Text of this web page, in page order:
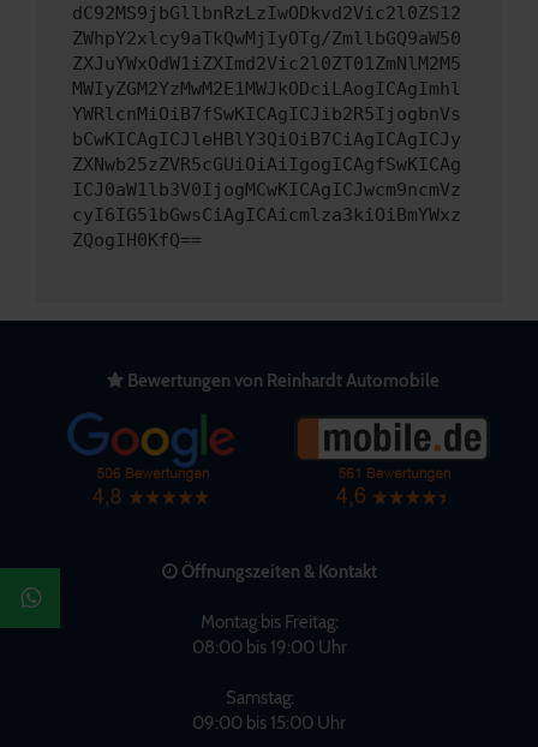
dC92MS9jbGllbnRzLzIwODkvd2Vic2l0ZS12
ZWhpY2xlcy9aTkQwMjIyOTg/ZmllbGQ9aW50
ZXJuYWxOdW1iZXImd2Vic2l0ZT01ZmNlM2M5
MWIyZGM2YzMwM2E1MWJkODciLAogICAgImhl
YWRlcnMiOiB7fSwKICAgICJib2R5IjogbnVs
bCwKICAgICJleHBlY3QiOiB7CiAgICAgICJy
ZXNwb25zZVR5cGUiOiAiIgogICAgfSwKICAg
ICJ0aW1lb3V0IjogMCwKICAgICJwcm9ncmVz
cyI6IG51bGwsCiAgICAicmlza3kiOiBmYWxz
ZQogIH0KfQ==
Bewertungen von Reinhardt Automobile
Öffnungszeiten & Kontakt
Montag bis Freitag:
08:00 bis 19:00 Uhr
Samstag:
09:00 bis 15:00 Uhr